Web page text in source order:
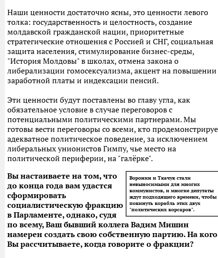
Наши ценности достаточно ясны, это ценности левого
толка: государственность и целостность, создание
молдавской гражданской нации, приоритетные
стратегические отношения с Россией и СНГ, социальная
защита населения, стимулирование бизнес-среды,
"История Молдовы" в школах, отмена закона о
либерализации гомосексуализма, акцент на повышении
заработной платы и индексации пенсий.
Эти ценности будут поставлены во главу угла, как
обязательное условие в случае переговоров с
потенциальными политическими партнерами. Мы
готовы вести переговоры со всеми, кто
адекватное политическое поведение, за исключением
либеральных унионистов Гимпу, чье место на
политической периферии, на "галёрке".
Воронин и Ткачук стали
невыносимыми для многих
коммунистов, и многие депутаты
ждут подходящего времени, чтобы
покинуть корабль этих двух
"политических корсаров".
Вы настаиваете на том, что
до конца года вам удастся
сформировать
социалистическую фракцию
в Парламенте, однако, судя
по всему, Ваш бывший коллега Вадим Мишин
намерен создать свою собственную партию. На кого
Вы рассчитываете, когда говорите о фракции?